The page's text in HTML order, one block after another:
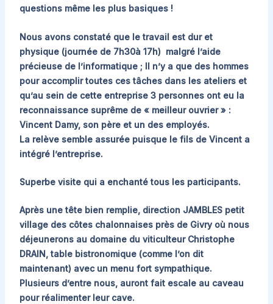
questions même les plus basiques !
Nous avons constaté que le travail est dur et
physique (journée de 7h30à 17h) malgré l’aide
précieuse de l’informatique ; Il n’y a que des hommes
pour accomplir toutes ces tâches dans les ateliers et
qu’au sein de cette entreprise 3 personnes ont eu la
reconnaissance suprême de « meilleur ouvrier » :
Vincent Damy, son père et un des employés.
La relève semble assurée puisque le fils de Vincent a
intégré l’entreprise.
Superbe visite qui a enchanté tous les participants.
Après une tête bien remplie, direction JAMBLES petit
village des côtes chalonnaises près de Givry où nous
déjeunerons au domaine du viticulteur Christophe
DRAIN, table bistronomique (comme l’on dit
maintenant) avec un menu fort sympathique.
Plusieurs d’entre nous, auront fait escale au caveau
pour réalimenter leur cave.